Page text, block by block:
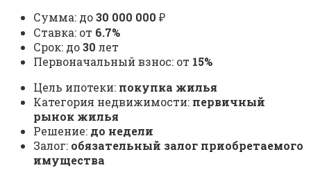
Сумма: до30 000 000 ₽
Ставка: от 6.7%
Срок: до30 лет
Первоначальный взнос: от 15%
Цель ипотеки: покупка жилья
Категория недвижимости: первичный
рынок жилья
Решение: до недели
Залог: обязательный залог приобретаемого
имущества